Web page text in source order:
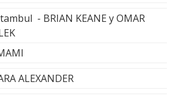
- BRIAN KEANE y OMAR
ALEXANDER